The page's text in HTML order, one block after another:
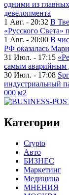
одними из
девелопмента
1 Авг. - 20:32 В
«Русского Света»
1 Авг. - 20:00 В
РФ оказалась
31 Июл. - 17:15
самым аварийным
30 Июл. - 17:08
индустриальный
000 м2
Категории
Crypto
Авто
БИЗНЕС
Маркетинг
Медицина
МНЕНИЯ